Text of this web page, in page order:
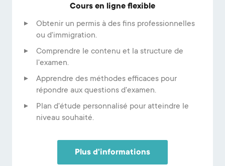
Cours en ligne flexible
Obtenir un permis à des fins professionnelles
ou d'immigration.
Comprendre le contenu et la structure de
l'examen.
Apprendre des méthodes efficaces pour
répondre aux questions d'examen.
Plan d'étude personnalisé pour atteindre le
niveau souhaité.
Plus d'informations